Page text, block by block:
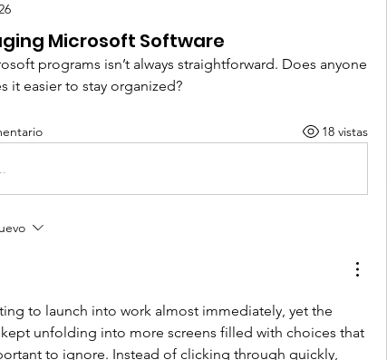
Microsoft Software
programs isn’t always straightforward. Does anyone
it easier to stay organized?
18 vistas
to launch into work almost immediately, yet the
unfolding into more screens filled with choices that
to ignore. Instead of clicking through quickly,